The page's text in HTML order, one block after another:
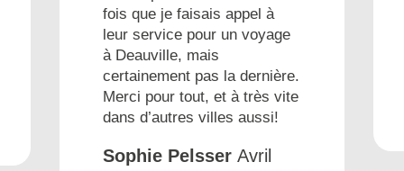
fois que je faisais appel à
leur service pour un voyage
à Deauville, mais
certainement pas la dernière.
Merci pour tout, et à très vite
dans d’autres villes aussi!
Sophie Pelsser Avril